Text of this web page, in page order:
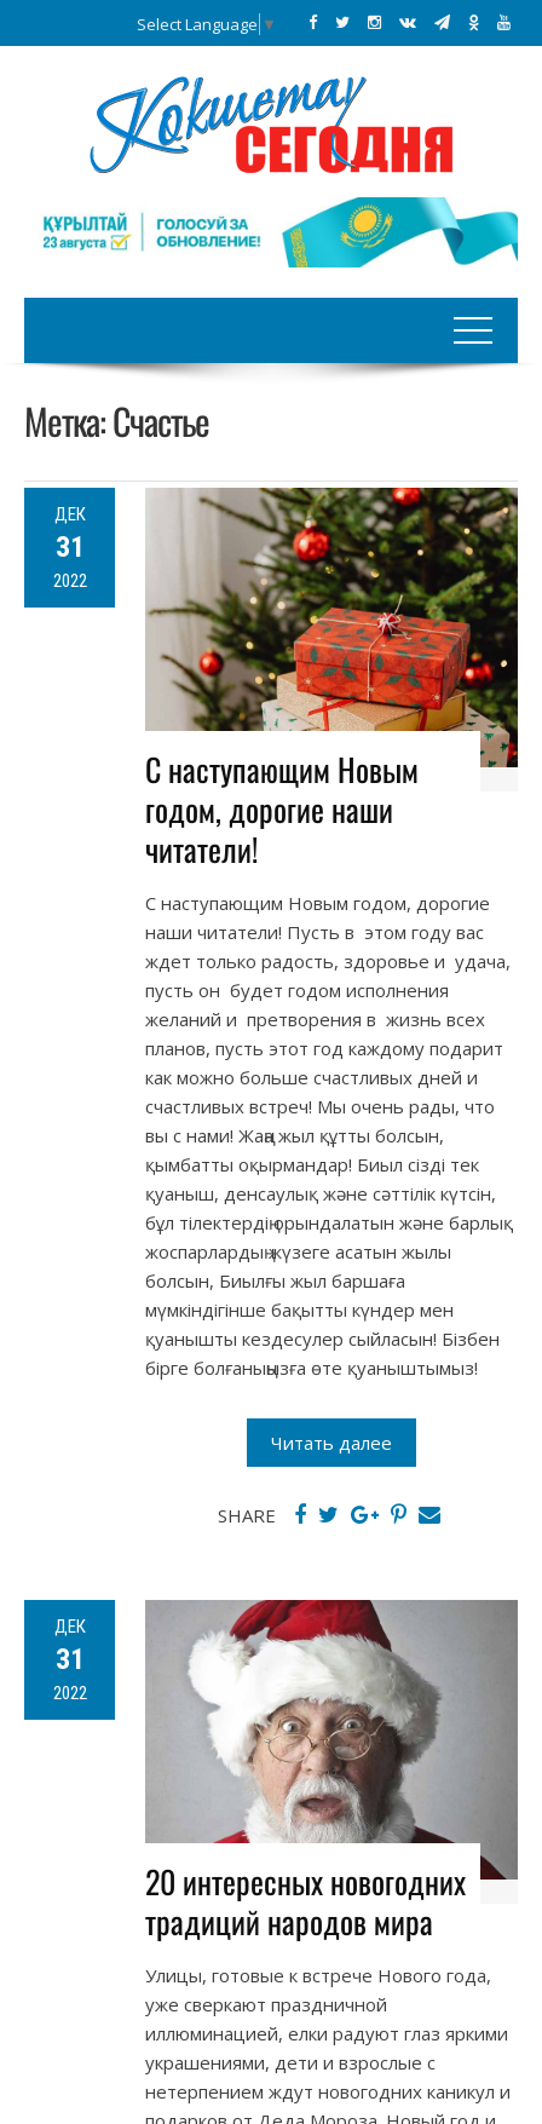
Select Language ▼
Метка:Счастье
ДЕК
31
2022
С наступающим Новым
годом, дорогие наши
читатели!
С наступающим Новым годом, дорогие
наши читатели! Пусть в этом году вас
ждет только радость, здоровье и удача,
пусть он будет годом исполнения
желаний и претворения в жизнь всех
планов, пусть этот год каждому подарит
как можно больше счастливых дней и
счастливых встреч! Мы очень рады, что
вы с нами! Жаңа жыл құтты болсын,
қымбатты оқырмандар! Биыл сізді тек
қуаныш, денсаулық және сәттілік күтсін,
бұл тілектердің орындалатын және барлық
жоспарлардың жүзеге асатын жылы
болсын, Биылғы жыл баршаға
мүмкіндігінше бақытты күндер мен
қуанышты кездесулер сыйласын! Бізбен
бірге болғаныңызға өте қуаныштымыз!
Читать далее
SHARE
ДЕК
31
2022
20 интересных новогодних
традиций народов мира
Улицы, готовые к встрече Нового года,
уже сверкают праздничной
иллюминацией, елки радуют глаз яркими
украшениями, дети и взрослые с
нетерпением ждут новогодних каникул и